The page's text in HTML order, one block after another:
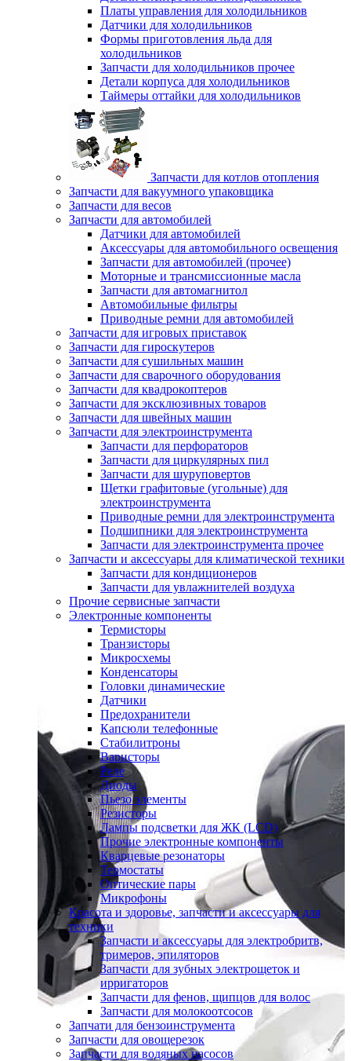
Платы управления для холодильников
Датчики для холодильников
Формы приготовления льда для
холодильников
Запчасти для холодильников прочее
Детали корпуса для холодильников
Таймеры оттайки для холодильников
Запчасти для котлов отопления
Запчасти для вакуумного упаковщика
Запчасти для весов
Запчасти для автомобилей
Датчики для автомобилей
Аксессуары для автомобильного освещения
Запчасти для автомобилей (прочее)
Моторные и трансмиссионные масла
Запчасти для автомагнитол
Автомобильные фильтры
Приводные ремни для автомобилей
Запчасти для игровых приставок
Запчасти для гироскутеров
Запчасти для сушильных машин
Запчасти для сварочного оборудования
Запчасти для квадрокоптеров
Запчасти для эксклюзивных товаров
Запчасти для швейных машин
Запчасти для электроинструмента
Запчасти для перфораторов
Запчасти для циркулярных пил
Запчасти для шуруповертов
Щетки графитовые (угольные) для
электроинструмента
Приводные ремни для электроинструмента
Подшипники для электроинструмента
Запчасти для электроинструмента прочее
Запчасти и аксессуары для климатической техники
Запчасти для кондиционеров
Запчасти для увлажнителей воздуха
Прочие сервисные запчасти
Электронные компоненты
Термисторы
Транзисторы
Микросхемы
Конденсаторы
Головки динамические
Датчики
Предохранители
Капсюли телефонные
Стабилитроны
Варисторы
Реле
Диоды
Пьезо элементы
Резисторы
Лампы подсветки для ЖК (LCD)
Прочие электронные компоненты
Кварцевые резонаторы
Термостаты
Оптические пары
Микрофоны
Красота и здоровье, запчасти и аксессуары для
техники
Запчасти и аксессуары для электробритв,
тримеров, эпиляторов
Запчасти для зубных электрощеток и
ирригаторов
Запчасти для фенов, щипцов для волос
Запчасти для молокоотсосов
Запчати для бензоинструмента
Запчасти для овощерезок
Запчасти для водяных насосов